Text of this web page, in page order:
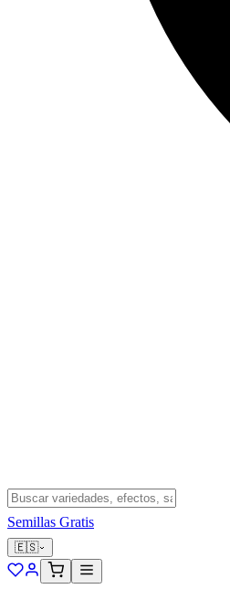
Semillas Gratis
🇪🇸